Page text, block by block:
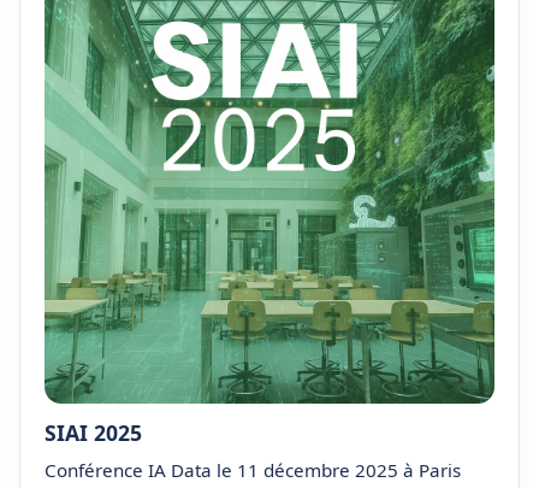
SIAI 2025
Conférence IA Data le 11 décembre 2025 à Paris